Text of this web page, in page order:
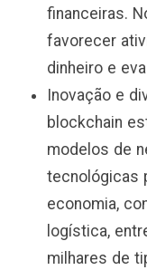
financeiras.
favorecer
dinheiro e
Inovação e
blockchain
modelos de
tecnológicas
economia,
logística,
milhares de